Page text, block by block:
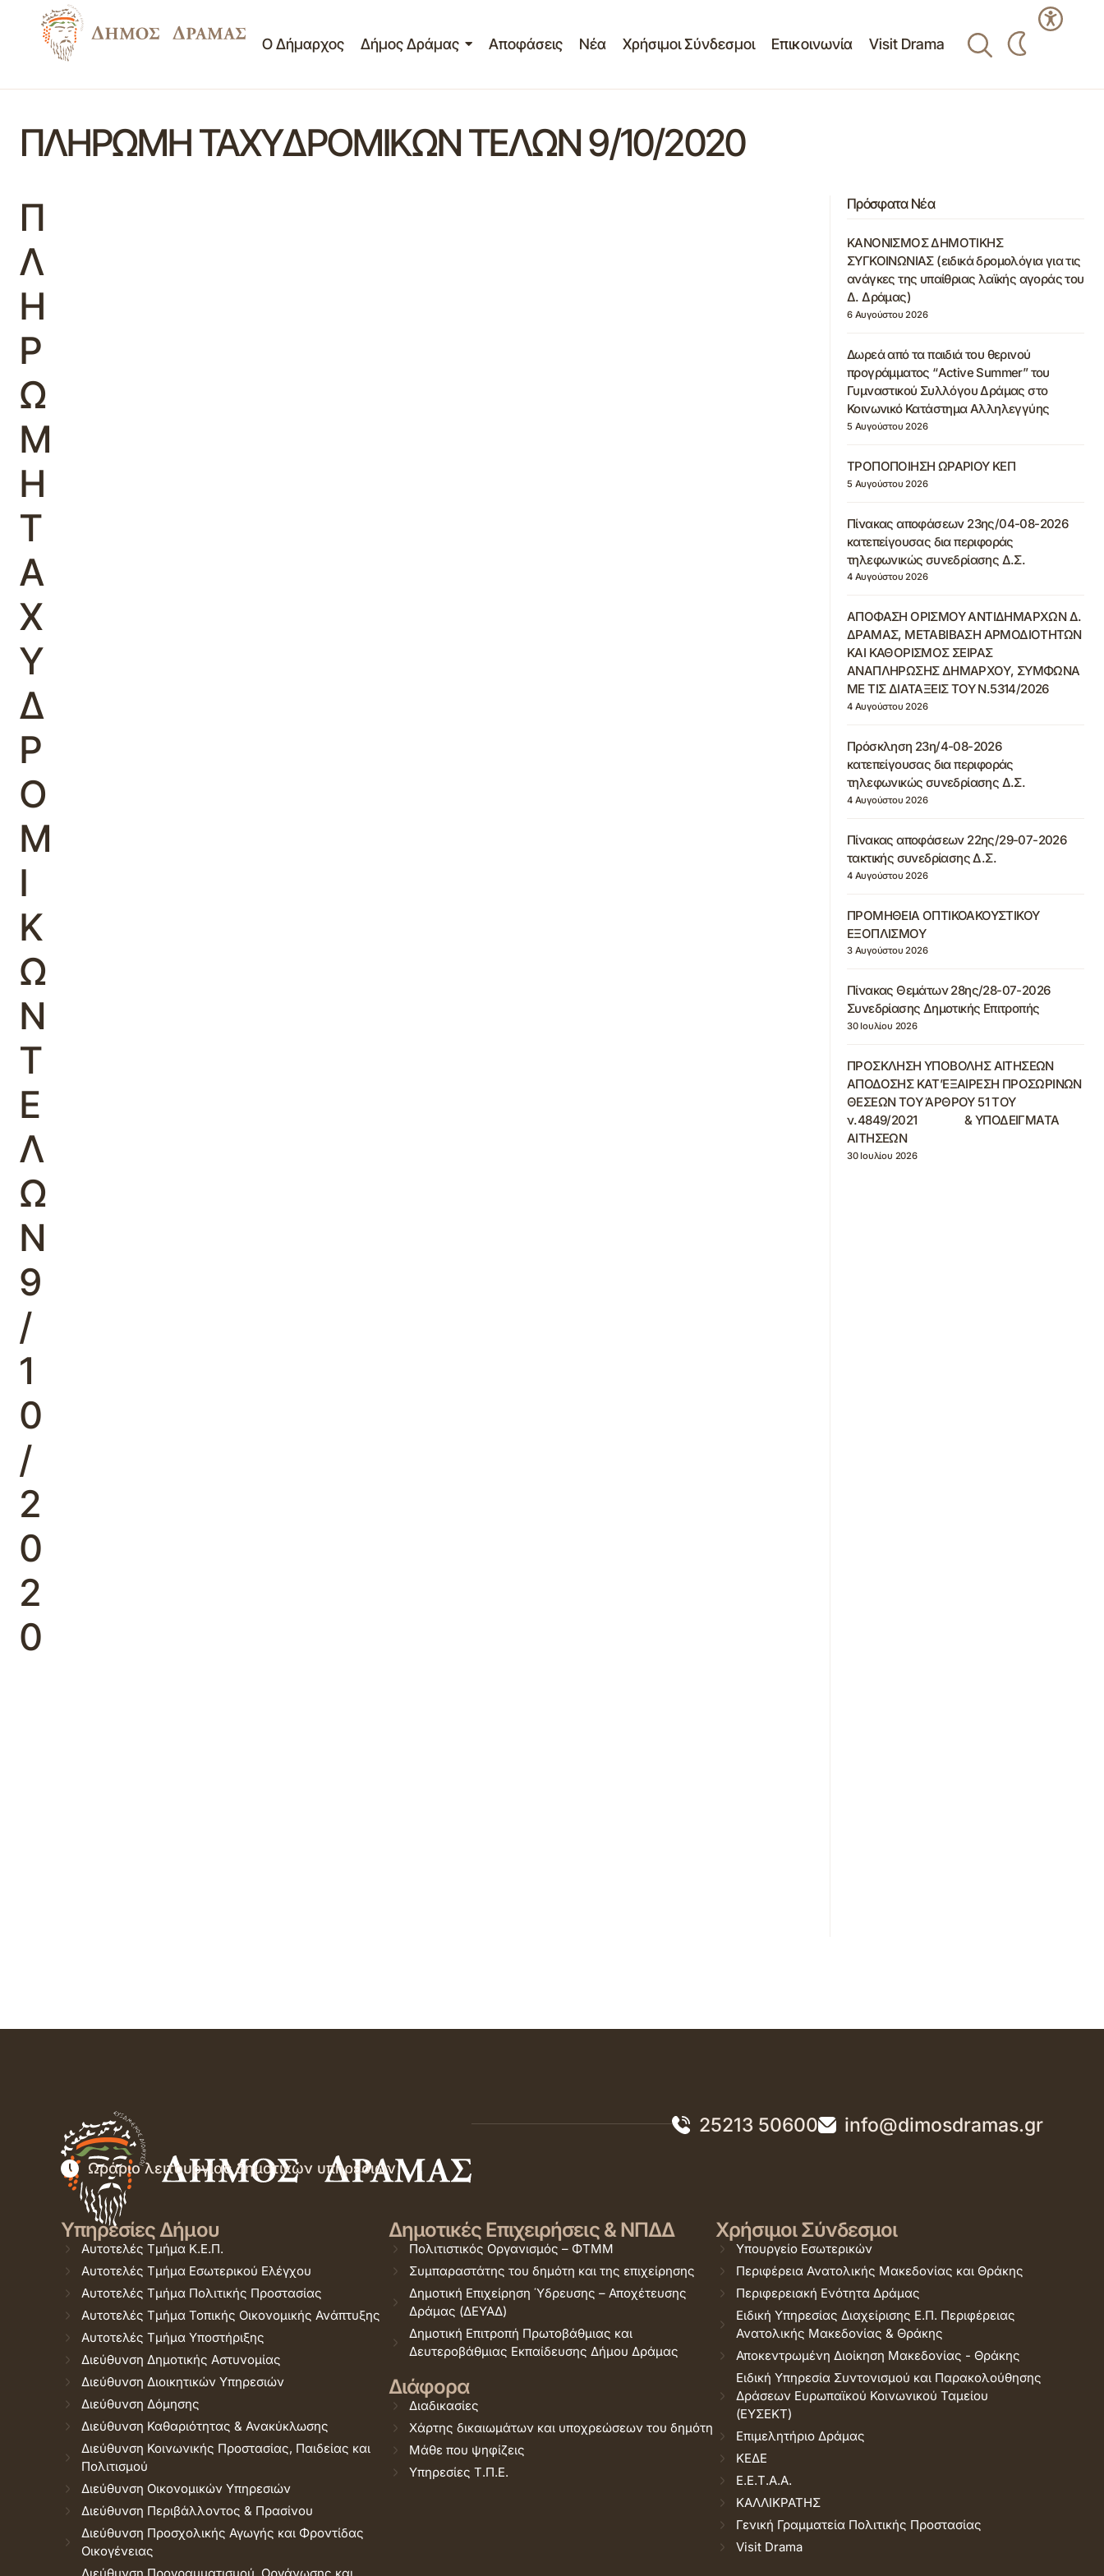
Ο Δήμαρχος Δήμος Δράμας Αποφάσεις Νέα Χρήσιμοι Σύνδεσμοι Επικοινωνία Visit Drama
ΠΛΗΡΩΜΗ ΤΑΧΥΔΡΟΜΙΚΩΝ ΤΕΛΩΝ 9/10/2020
Π
Λ
Η
Ρ
Ω
Μ
Η
Τ
Α
Χ
Υ
Δ
Ρ
Ο
Μ
Ι
Κ
Ω
Ν
Τ
Ε
Λ
Ω
Ν
9
/
1
0
/
2
0
2
0
Πρόσφατα Νέα
ΚΑΝΟΝΙΣΜΟΣ ΔΗΜΟΤΙΚΗΣ
ΣΥΓΚΟΙΝΩΝΙΑΣ (ειδικά δρομολόγια για τις
ανάγκες της υπαίθριας λαϊκής αγοράς του
Δ. Δράμας)
6 Αυγούστου 2026
Δωρεά από τα παιδιά του θερινού
προγράμματος “Active Summer” του
Γυμναστικού Συλλόγου Δράμας στο
Κοινωνικό Κατάστημα Αλληλεγγύης
5 Αυγούστου 2026
ΤΡΟΠΟΠΟΙΗΣΗ ΩΡΑΡΙΟΥ ΚΕΠ
5 Αυγούστου 2026
Πίνακας αποφάσεων 23ης/04-08-2026
κατεπείγουσας δια περιφοράς
τηλεφωνικώς συνεδρίασης Δ.Σ.
4 Αυγούστου 2026
ΑΠΟΦΑΣΗ ΟΡΙΣΜΟΥ ΑΝΤΙΔΗΜΑΡΧΩΝ Δ.
ΔΡΑΜΑΣ, ΜΕΤΑΒΙΒΑΣΗ ΑΡΜΟΔΙΟΤΗΤΩΝ
ΚΑΙ ΚΑΘΟΡΙΣΜΟΣ ΣΕΙΡΑΣ
ΑΝΑΠΛΗΡΩΣΗΣ ΔΗΜΑΡΧΟΥ, ΣΥΜΦΩΝΑ
ΜΕ ΤΙΣ ΔΙΑΤΑΞΕΙΣ ΤΟΥ Ν.5314/2026
4 Αυγούστου 2026
Πρόσκληση 23η/4-08-2026
κατεπείγουσας δια περιφοράς
τηλεφωνικώς συνεδρίασης Δ.Σ.
4 Αυγούστου 2026
Πίνακας αποφάσεων 22ης/29-07-2026
τακτικής συνεδρίασης Δ.Σ.
4 Αυγούστου 2026
ΠΡΟΜΗΘΕΙΑ ΟΠΤΙΚΟΑΚΟΥΣΤΙΚΟΥ
ΕΞΟΠΛΙΣΜΟΥ
3 Αυγούστου 2026
Πίνακας Θεμάτων 28ης/28-07-2026
Συνεδρίασης Δημοτικής Επιτροπής
30 Ιουλίου 2026
ΠΡΟΣΚΛΗΣΗ ΥΠΟΒΟΛΗΣ ΑΙΤΗΣΕΩΝ
ΑΠΟΔΟΣΗΣ ΚΑΤ’ΕΞΑΙΡΕΣΗ ΠΡΟΣΩΡΙΝΩΝ
ΘΕΣΕΩΝ ΤΟΥ ΆΡΘΡΟΥ 51 ΤΟΥ
ν.4849/2021 & ΥΠΟΔΕΙΓΜΑΤΑ
ΑΙΤΗΣΕΩΝ
30 Ιουλίου 2026
25213 50600 info@dimosdramas.gr
Ωράριο λειτουργίας δημοτικών υπηρεσιών
Υπηρεσίες Δήμου
Αυτοτελές Τμήμα Κ.Ε.Π.
Αυτοτελές Τμήμα Εσωτερικού Ελέγχου
Αυτοτελές Τμήμα Πολιτικής Προστασίας
Αυτοτελές Τμήμα Τοπικής Οικονομικής Ανάπτυξης
Αυτοτελές Τμήμα Υποστήριξης
Διεύθυνση Δημοτικής Αστυνομίας
Διεύθυνση Διοικητικών Υπηρεσιών
Διεύθυνση Δόμησης
Διεύθυνση Καθαριότητας & Ανακύκλωσης
Διεύθυνση Κοινωνικής Προστασίας, Παιδείας και
Πολιτισμού
Διεύθυνση Οικονομικών Υπηρεσιών
Διεύθυνση Περιβάλλοντος & Πρασίνου
Διεύθυνση Προσχολικής Αγωγής και Φροντίδας
Οικογένειας
Δημοτικές Επιχειρήσεις & ΝΠΔΔ
Πολιτιστικός Οργανισμός – ΦΤΜΜ
Συμπαραστάτης του δημότη και της επιχείρησης
Δημοτική Επιχείρηση Ύδρευσης – Αποχέτευσης
Δράμας (ΔΕΥΑΔ)
Δημοτική Επιτροπή Πρωτοβάθμιας και
Δευτεροβάθμιας Εκπαίδευσης Δήμου Δράμας
Διάφορα
Διαδικασίες
Χάρτης δικαιωμάτων και υποχρεώσεων του δημότη
Μάθε που ψηφίζεις
Υπηρεσίες Τ.Π.Ε.
Χρήσιμοι Σύνδεσμοι
Υπουργείο Εσωτερικών
Περιφέρεια Ανατολικής Μακεδονίας και Θράκης
Περιφερειακή Ενότητα Δράμας
Ειδική Υπηρεσίας Διαχείρισης Ε.Π. Περιφέρειας
Ανατολικής Μακεδονίας & Θράκης
Αποκεντρωμένη Διοίκηση Μακεδονίας - Θράκης
Ειδική Υπηρεσία Συντονισμού και Παρακολούθησης
Δράσεων Ευρωπαϊκού Κοινωνικού Ταμείου
(ΕΥΣΕΚΤ)
Επιμελητήριο Δράμας
ΚΕΔΕ
Ε.Ε.Τ.Α.Α.
ΚΑΛΛΙΚΡΑΤΗΣ
Γενική Γραμματεία Πολιτικής Προστασίας
Visit Drama